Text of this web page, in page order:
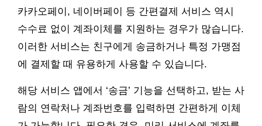
카카오페이, 네이버페이 등 간편결제 서비스 역시
수수료 없이 계좌이체를 지원하는 경우가 많습니다.
이러한 서비스는 친구에게 송금하거나 특정 가맹점
에 결제할 때 유용하게 사용할 수 있습니다.
해당 서비스 앱에서 ‘송금’ 기능을 선택하고, 받는 사
람의 연락처나 계좌번호를 입력하면 간편하게 이체